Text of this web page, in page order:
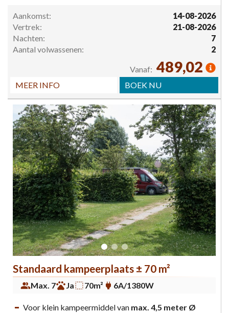
Aankomst:
14-08-2026
Vertrek:
21-08-2026
Nachten:
7
Aantal volwassenen:
2
Vanaf: 489,02
MEER INFO BOEK NU
Standaard kampeerplaats ± 70 m²
Max. 7 Ja 70m² 6A/1380W
Voor klein kampeermiddel van max. 4,5 meter Ø